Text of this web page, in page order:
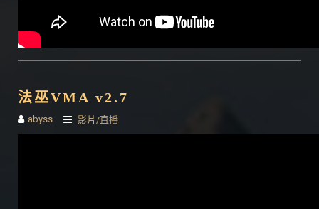
法巫VMA v2.7
abyss 影片/直播